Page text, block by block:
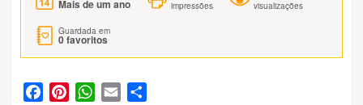
Mais de um ano impressões visualizações
Guardada em
0favoritos
FacebookPinterestWhatsApp
Email